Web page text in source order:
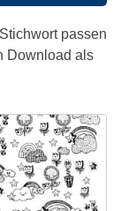
passen
Download als